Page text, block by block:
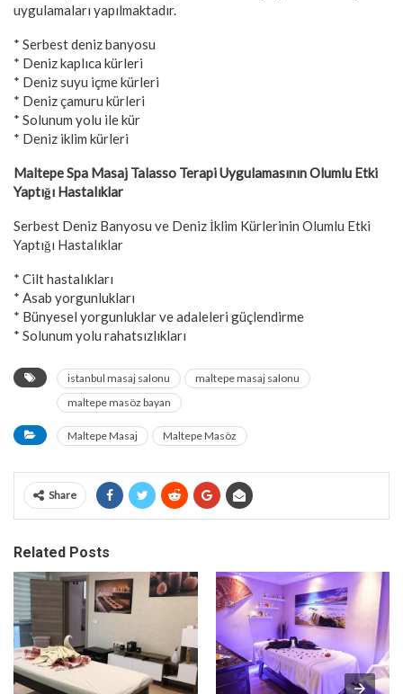
uygulamaları yapılmaktadır.
* Serbest deniz banyosu
* Deniz kaplıca kürleri
* Deniz suyu içme kürleri
* Deniz çamuru kürleri
* Solunum yolu ile kür
* Deniz iklim kürleri
Maltepe Spa Masaj Talasso Terapi Uygulamasının Olumlu Etki
Yaptığı Hastalıklar
Serbest Deniz Banyosu ve Deniz İklim Kürlerinin Olumlu Etki
Yaptığı Hastalıklar
* Cilt hastalıkları
* Asab yorgunlukları
* Bünyesel yorgunluklar ve adaleleri güçlendirme
* Solunum yolu rahatsızlıkları
istanbul masaj salonu
maltepe masaj salonu
maltepe masöz bayan
Maltepe Masaj Maltepe Masöz
Share
Related Posts